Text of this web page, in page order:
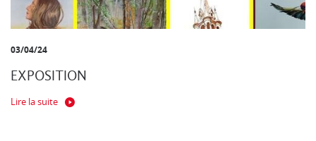
03/04/24
EXPOSITION
Lire la suite